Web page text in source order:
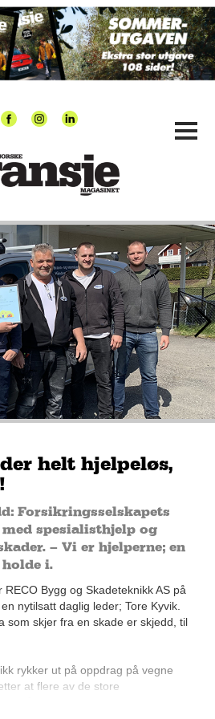
helt hjelpeløs,
Forsikringsselskapets
spesialisthjelp og
– Vi er hjelperne; en
i.
Bygg og Skadeteknikk AS på
nytilsatt daglig leder; Tore Kyvik.
som skjer fra en skade er skjedd, til
rykker ut på oppdrag på vegne
at flere av de store